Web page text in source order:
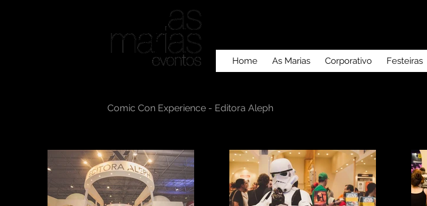
Home As Marias Corporativo Festeiras
Comic Con Experience - Editora Aleph